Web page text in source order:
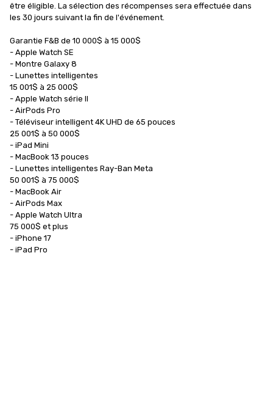
être éligible. La sélection des récompenses sera effectuée dans
les 30 jours suivant la fin de l'événement.
Garantie F&B de 10 000$ à 15 000$
- Apple Watch SE
- Montre Galaxy 8
- Lunettes intelligentes
15 001$ à 25 000$
- Apple Watch série II
- AirPods Pro
- Téléviseur intelligent 4K UHD de 65 pouces
25 001$ à 50 000$
- iPad Mini
- MacBook 13 pouces
- Lunettes intelligentes Ray-Ban Meta
50 001$ à 75 000$
- MacBook Air
- AirPods Max
- Apple Watch Ultra
75 000$ et plus
- iPhone 17
- iPad Pro